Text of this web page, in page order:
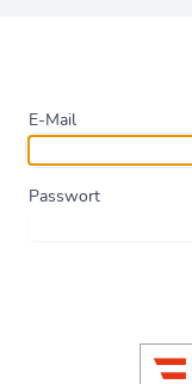
E-Mail
Passwort